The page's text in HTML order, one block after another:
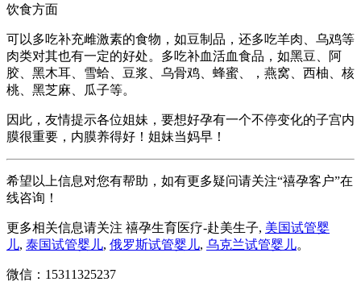
饮食方面
可以多吃补充雌激素的食物，如豆制品，还多吃羊肉、乌鸡等
肉类对其也有一定的好处。多吃补血活血食品，如黑豆、阿
胶、黑木耳、雪蛤、豆浆、乌骨鸡、蜂蜜、，燕窝、西柚、核
桃、黑芝麻、瓜子等。
因此，友情提示各位姐妹，要想好孕有一个不停变化的子宫内
膜很重要，内膜养得好！姐妹当妈早！
希望以上信息对您有帮助，如有更多疑问请关注“禧孕客户”在
线咨询！
更多相关信息请关注 禧孕生育医疗-赴美生子, 美国试管婴
儿, 泰国试管婴儿, 俄罗斯试管婴儿, 乌克兰试管婴儿。
微信：15311325237